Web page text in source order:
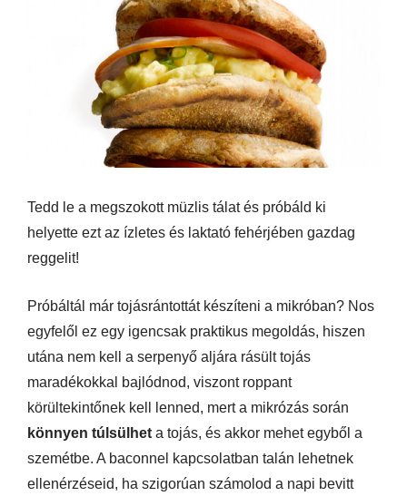
Tedd le a megszokott müzlis tálat és próbáld ki
helyette ezt az ízletes és laktató fehérjében gazdag
reggelit!
Próbáltál már tojásrántottát készíteni a mikróban? Nos
egyfelől ez egy igencsak praktikus megoldás, hiszen
utána nem kell a serpenyő aljára rásült tojás
maradékokkal bajlódnod, viszont roppant
körültekintőnek kell lenned, mert a mikrózás során
könnyen túlsülhet a tojás, és akkor mehet egyből a
szemétbe. A baconnel kapcsolatban talán lehetnek
ellenérzéseid, ha szigorúan számolod a napi bevitt